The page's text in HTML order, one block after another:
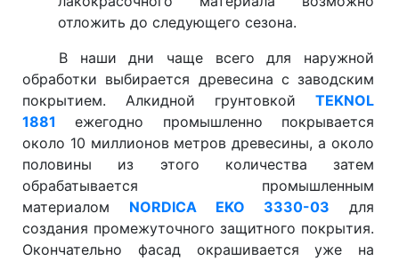
отложить до следующего сезона.
В наши дни чаще всего для наружной
обработки выбирается древесина с заводским
покрытием. Алкидной грунтовкой TEKNOL
1881 ежегодно промышленно покрывается
около 10 миллионов метров древесины, а около
половины из этого количества затем
обрабатывается промышленным
материалом NORDICA EKO 3330-03 для
создания промежуточного защитного покрытия.
Окончательно фасад окрашивается уже на